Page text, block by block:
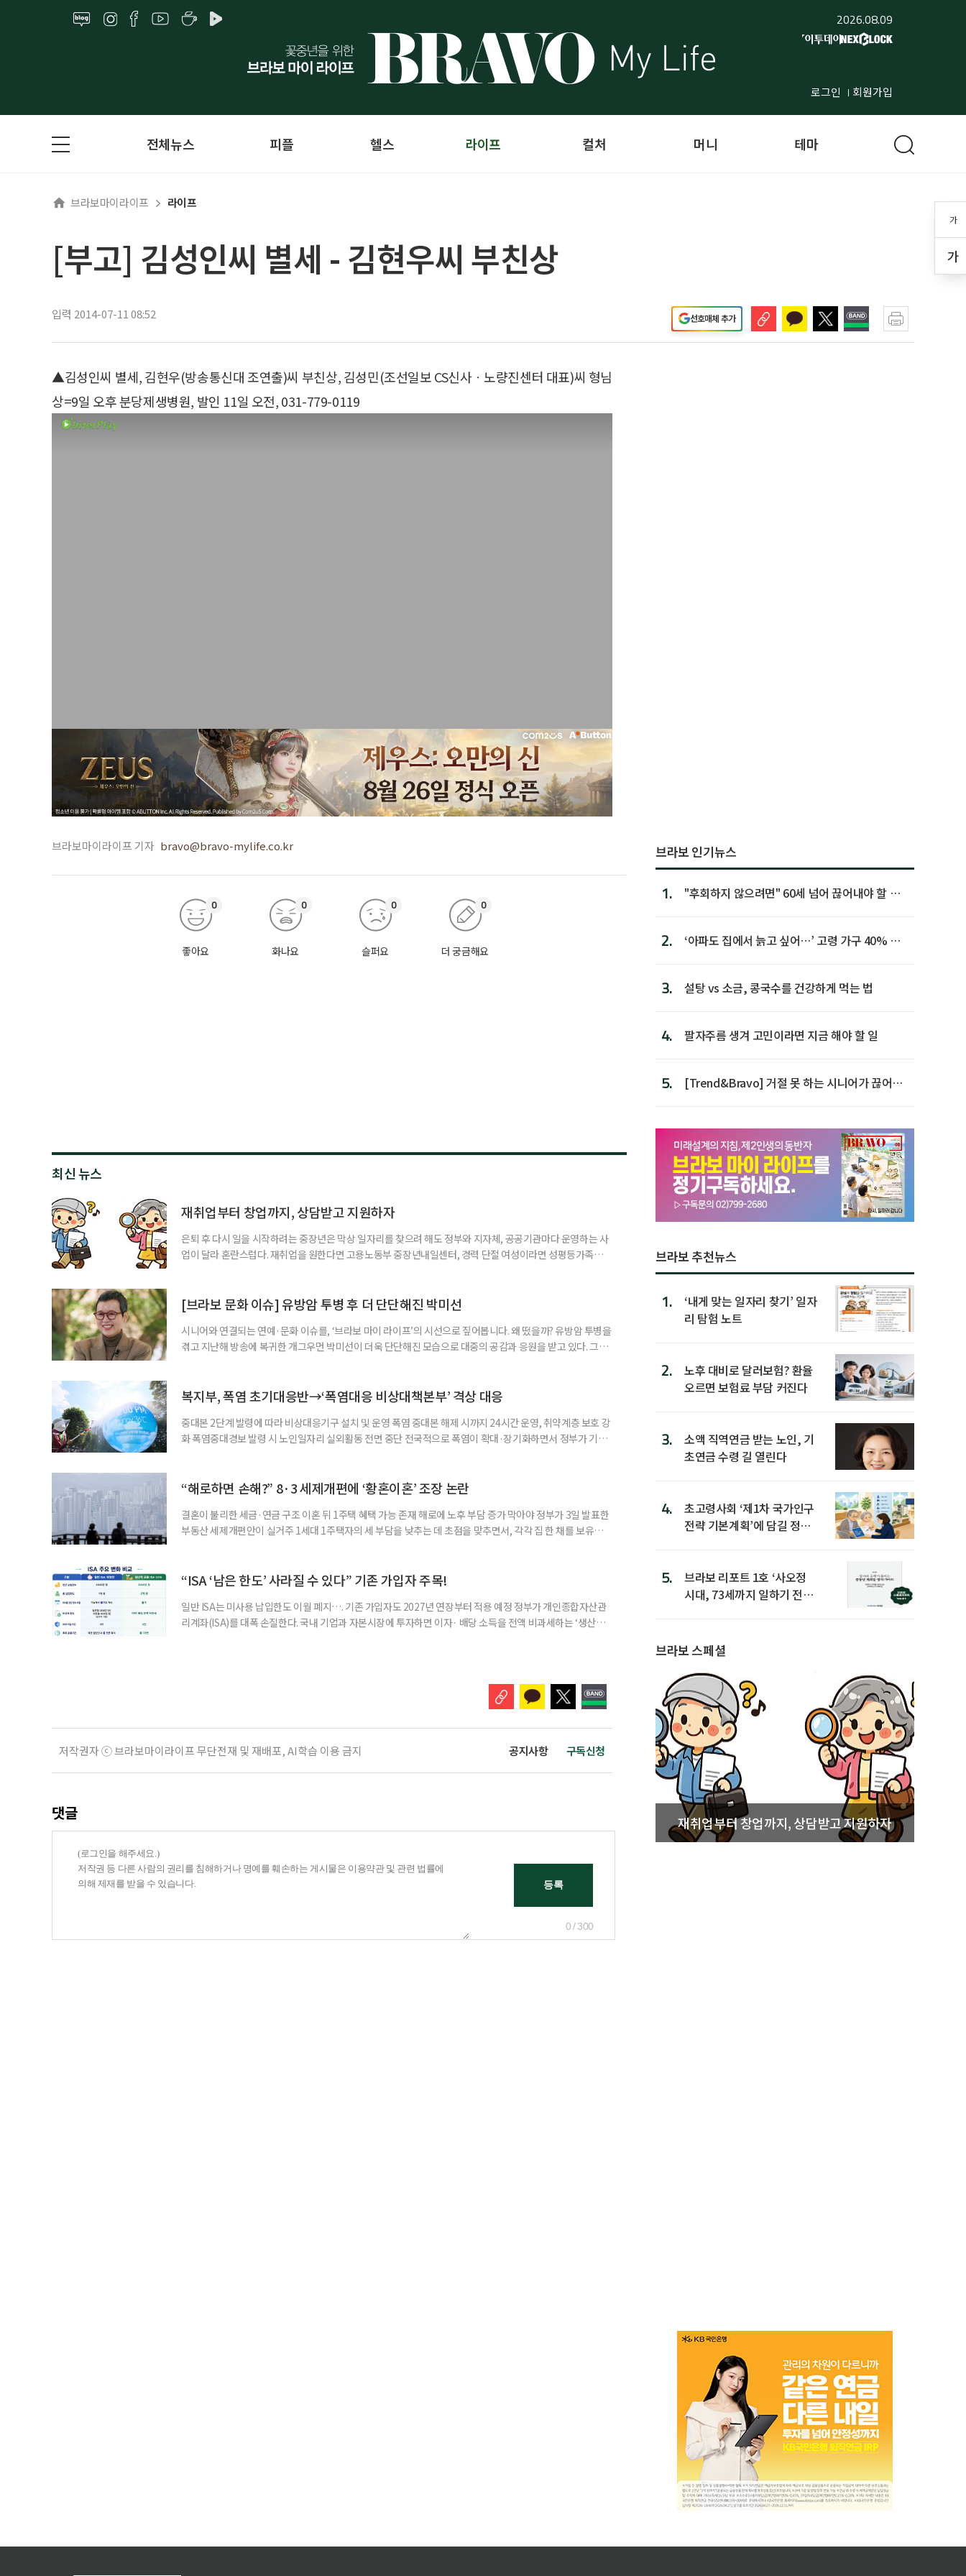
2026.08.09
로그인 회원가입
가
가
전체뉴스 피플 헬스 라이프 컬처 머니 테마
브라보마이라이프 라이프
[부고] 김성인씨 별세 - 김현우씨 부친상
입력 2014-07-11 08:52 선호매체 추가
▲김성인씨 별세, 김현우(방송통신대 조연출)씨 부친상, 김성민(조선일보 CS신사ㆍ노량진센터 대표)씨 형님
상=9일 오후 분당제생병원, 발인 11일 오전, 031-779-0119
브라보마이라이프 기자 bravo@bravo-mylife.co.kr
좋아요
0
화나요
0
슬퍼요
0
더 궁금해요
0
최신 뉴스
재취업부터 창업까지, 상담받고 지원하자
은퇴 후 다시 일을 시작하려는 중장년은 막상 일자리를 찾으려 해도 정부와 지자체, 공공기관마다 운영하는 사
업이 달라 혼란스럽다. 재취업을 원한다면 고용노동부 중장년내일센터, 경력 단절 여성이라면 성평등가족부
준비부터 구직 수당까지 고용노동부 국민취업지원제도 구직활동이 쉽지 않은 사람을 위한 제도다. 개인별 취
업 지원 계획을 세
[브라보 문화 이슈] 유방암 투병 후 더 단단해진 박미선
시니어와 연결되는 연예·문화 이슈를, ‘브라보 마이 라이프’의 시선으로 짚어봅니다. 왜 떴을까? 유방암 투병을
겪고 지난해 방송에 복귀한 개그우먼 박미선이 더욱 단단해진 모습으로 대중의 공감과 응원을 받고 있다. 그러
까. 오랜 방송 생활 뒤 전해진 투병 소식 박미선은 재치 있는 말솜씨와 공감 능력으로
복지부, 폭염 초기대응반→‘폭염대응 비상대책본부’ 격상 대응
중대본 2단계 발령에 따라 비상대응기구 설치 및 운영 폭염 중대본 해제 시까지 24시간 운영, 취약계층 보호 강
화 폭염중대경보 발령 시 노인일자리 실외활동 전면 중단 전국적으로 폭염이 확대·장기화하면서 정부가 기존
책본부(중대본) 2단계(심각)가 발령된 이후에도 폭염이 전국적으로 확대되고 장기화한 데 따른 것이다. 기존에
“해로하면 손해?” 8·3 세제개편에 ‘황혼이혼’ 조장 논란
결혼이 불리한 세금·연금 구조 이혼 뒤 1주택 혜택 가능 존재 해로에 노후 부담 증가 막아야 정부가 3일 발표한
부동산 세제개편안이 실거주 1세대 1주택자의 세 부담을 낮추는 데 초점을 맞추면서, 각각 집 한 채를 보유한
부가 각자 집 한 채씩을 보유하면 한 세대가 두 채를 가진 것으로 보지만, 실제 이혼해 주거와 생계를 분
“ISA ‘남은 한도’ 사라질 수 있다” 기존 가입자 주목!
일반 ISA는 미사용 납입한도 이월 폐지…. 기존 가입자도 2027년 연장부터 적용 예정 정부가 개인종합자산관
리계좌(ISA)를 대폭 손질한다. 국내 기업과 자본시장에 투자하면 이자· 배당 소득을 전액 비과세하는 ‘생산적
저작권자 ⓒ 브라보마이라이프 무단전재 및 재배포, AI학습 이용 금지 공지사항 구독신청
댓글
0 / 300
브라보 인기뉴스
1.
"후회하지 않으려면" 60세 넘어 끊어내야 할 사
2.
‘아파도 집에서 늙고 싶어…’ 고령 가구 40% 노
3. 설탕 vs 소금, 콩국수를 건강하게 먹는 법
4. 팔자주름 생겨 고민이라면 지금 해야 할 일
5.
[Trend&Bravo] 거절 못 하는 시니어가 끊어야
브라보 추천뉴스
1.
‘내게 맞는 일자리 찾기’ 일자
리 탐험 노트
2.
노후 대비로 달러보험? 환율
오르면 보험료 부담 커진다
3.
소액 직역연금 받는 노인, 기
초연금 수령 길 열린다
4.
초고령사회 ‘제1차 국가인구
전략 기본계획’에 담길 정책
5.
브라보 리포트 1호 ‘사오정
시대, 73세까지 일하기 전략’
브라보 스페셜
재취업부터 창업까지, 상담받고 지원하자